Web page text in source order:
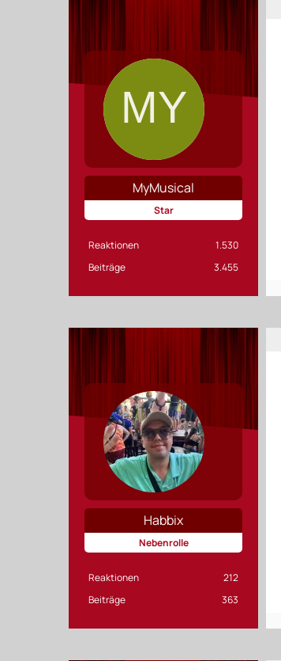
MyMusical
Star
Reaktionen
1.530
Beiträge
3.455
Habbix
Nebenrolle
Reaktionen
212
Beiträge
363